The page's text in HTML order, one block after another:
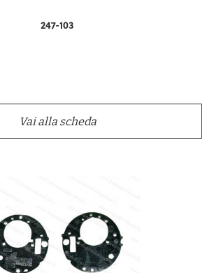
247-103
Vai alla scheda